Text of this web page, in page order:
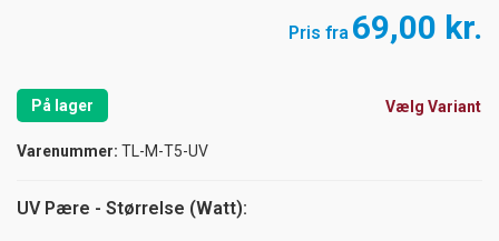
Pris fra 69,00 kr.
Vælg Variant
På lager
Varenummer: TL-M-T5-UV
UV Pære - Størrelse (Watt):